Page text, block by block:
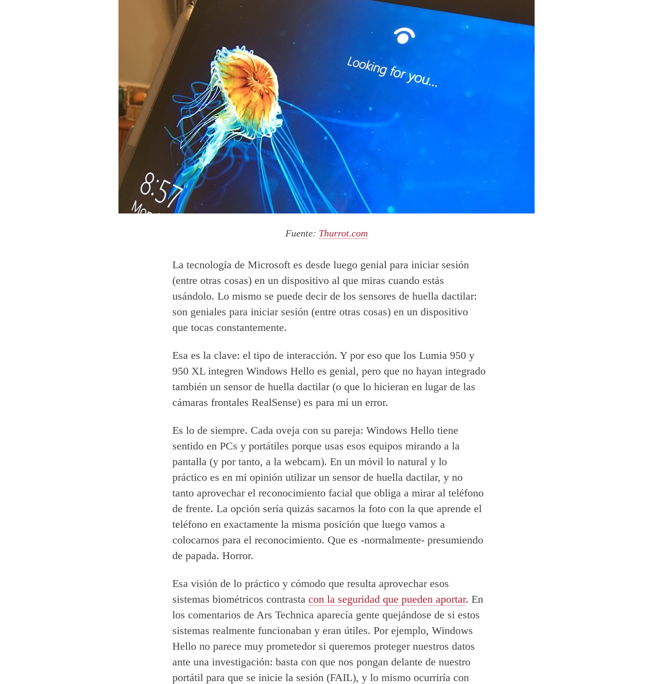
Fuente: Thurrot.com
La tecnología de Microsoft es desde luego genial para iniciar sesión
(entre otras cosas) en un dispositivo al que miras cuando estás
usándolo. Lo mismo se puede decir de los sensores de huella dactilar:
son geniales para iniciar sesión (entre otras cosas) en un dispositivo
que tocas constantemente.
Esa es la clave: el tipo de interacción. Y por eso que los Lumia 950 y
950 XL integren Windows Hello es genial, pero que no hayan integrado
también un sensor de huella dactilar (o que lo hicieran en lugar de las
cámaras frontales RealSense) es para mí un error.
Es lo de siempre. Cada oveja con su pareja: Windows Hello tiene
sentido en PCs y portátiles porque usas esos equipos mirando a la
pantalla (y por tanto, a la webcam). En un móvil lo natural y lo
práctico es en mi opinión utilizar un sensor de huella dactilar, y no
tanto aprovechar el reconocimiento facial que obliga a mirar al teléfono
de frente. La opción sería quizás sacarnos la foto con la que aprende el
teléfono en exactamente la misma posición que luego vamos a
colocarnos para el reconocimiento. Que es -normalmente- presumiendo
de papada. Horror.
Esa visión de lo práctico y cómodo que resulta aprovechar esos
sistemas biométricos contrasta con la seguridad que pueden aportar. En
los comentarios de Ars Technica aparecía gente quejándose de si estos
sistemas realmente funcionaban y eran útiles. Por ejemplo, Windows
Hello no parece muy prometedor si queremos proteger nuestros datos
ante una investigación: basta con que nos pongan delante de nuestro
portátil para que se inicie la sesión (FAIL), y lo mismo ocurriría con